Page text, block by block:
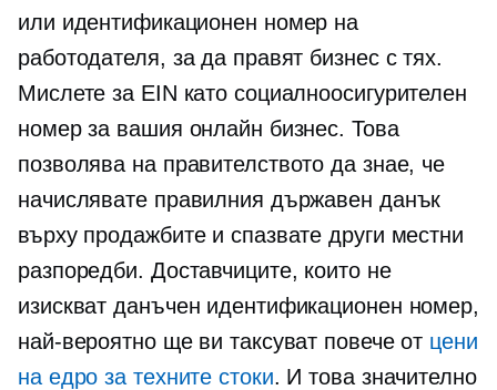
или идентификационен номер на
работодателя, за да правят бизнес с тях.
Мислете за EIN като социалноосигурителен
номер за вашия онлайн бизнес. Това
позволява на правителството да знае, че
начислявате правилния държавен данък
върху продажбите и спазвате други местни
разпоредби. Доставчиците, които не
изискват данъчен идентификационен номер,
най-вероятно ще ви таксуват повече от цени
на едро за техните стоки. И това значително